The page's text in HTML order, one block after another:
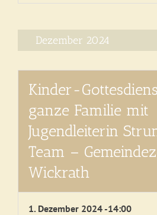
Dezember 2024
Kinder-
ganze Familie mit
Jugendleiterin
Team –
Wickrath
1. Dezember 2024 -14:00